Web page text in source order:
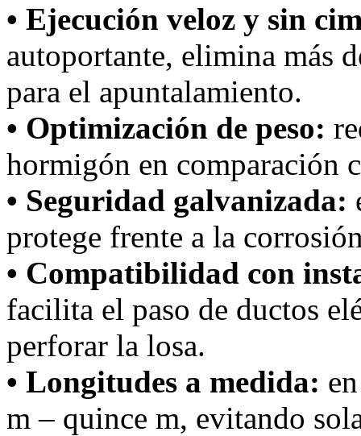
• Ejecución veloz y sin
autoportante, elimina más
para el apuntalamiento.
• Optimización de peso:
hormigón en comparación
• Seguridad galvanizada:
protege frente a la
• Compatibilidad con
facilita el paso de ductos
perforar la losa.
• Longitudes a medida:
m – quince m, evitando